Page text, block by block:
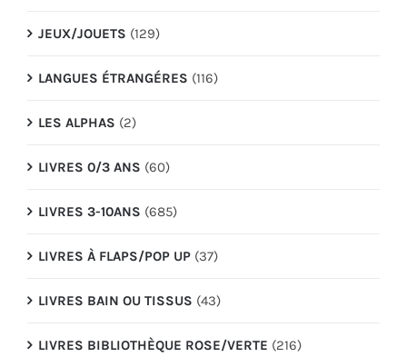
JEUX/JOUETS (129)
LANGUES ÉTRANGÉRES (116)
LES ALPHAS (2)
LIVRES 0/3 ANS (60)
LIVRES 3-10ANS (685)
LIVRES À FLAPS/POP UP (37)
LIVRES BAIN OU TISSUS (43)
LIVRES BIBLIOTHÈQUE ROSE/VERTE (216)